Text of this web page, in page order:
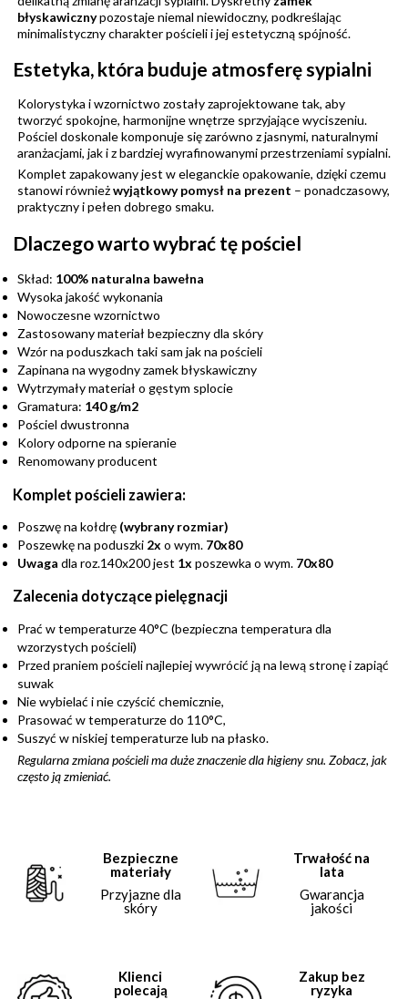
błyskawicznypozostaje niemal niewidoczny, podkreślając
minimalistyczny charakter pościeli i jej estetyczną spójność.
Estetyka, która buduje atmosferę sypialni
Kolorystyka i wzornictwo zostały zaprojektowane tak, aby
tworzyć spokojne, harmonijne wnętrze sprzyjające wyciszeniu.
Pościel doskonale komponuje się zarówno z jasnymi, naturalnymi
aranżacjami, jak i z bardziej wyrafinowanymi przestrzeniami sypialni.
Komplet zapakowany jest w eleganckie opakowanie, dzięki czemu
stanowi równieżwyjątkowy pomysł na prezent – ponadczasowy,
praktyczny i pełen dobrego smaku.
Dlaczego warto wybrać tę pościel
Skład: 100% naturalna bawełna
Wysoka jakość wykonania
Nowoczesne wzornictwo
Zastosowany materiał bezpieczny dla skóry
Wzór na poduszkach taki sam jak na pościeli
Zapinana na wygodny zamek błyskawiczny
Wytrzymały materiał o gęstym splocie
Gramatura: 140 g/m2
Pościel dwustronna
Kolory odporne na spieranie
Renomowany producent
Komplet pościeli zawiera:
Poszwę na kołdrę (wybrany rozmiar)
Poszewkę na poduszki 2x o wym. 70x80
Uwaga dla roz.140x200 jest 1x poszewka o wym. 70x80
Zalecenia dotyczące pielęgnacji
Prać w temperaturze 40°C (bezpieczna temperatura dla
wzorzystych pościeli)
Przed praniem pościeli najlepiej wywrócić ją na lewą stronę i zapiąć
suwak
Nie wybielać i nie czyścić chemicznie,
Prasować w temperaturze do 110°C,
Suszyć w niskiej temperaturze lub na płasko.
Regularna zmiana pościeli ma duże znaczenie dla higieny snu. Zobacz, jak
często ją zmieniać.
Bezpieczne
materiały
Przyjazne dla
skóry
Trwałość na
lata
Gwarancja
jakości
Klienci
polecają
Zakup bez
ryzyka